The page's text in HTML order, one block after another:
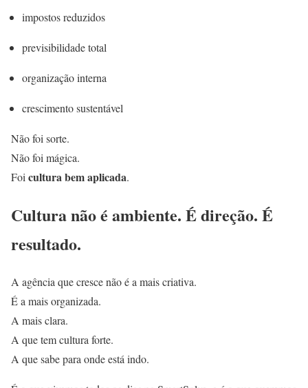
impostos reduzidos
previsibilidade total
organização interna
crescimento sustentável
Não foi sorte.
Não foi mágica.
Foi cultura bem aplicada.
Cultura não é ambiente. É direção. É
resultado.
A agência que cresce não é a mais criativa.
É a mais organizada.
A mais clara.
A que tem cultura forte.
A que sabe para onde está indo.